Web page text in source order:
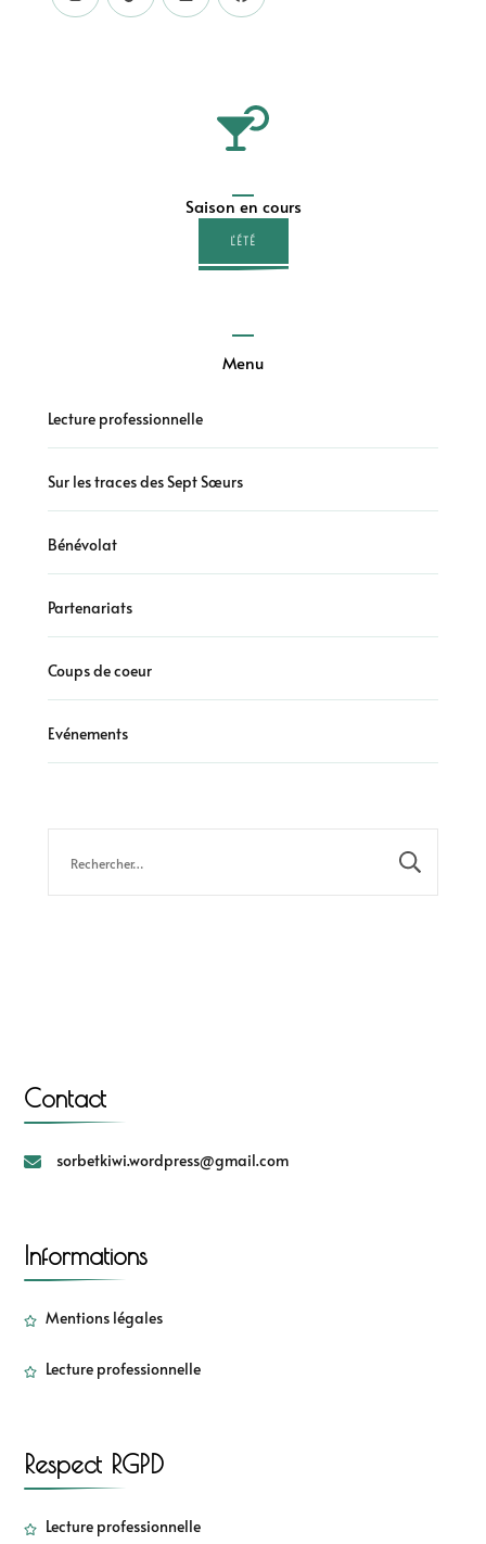
Saison en cours
L'ÉTÉ
Menu
Lecture professionnelle
Sur les traces des Sept Sœurs
Bénévolat
Partenariats
Coups de coeur
Evénements
Contact
sorbetkiwi.wordpress@gmail.com
Informations
Mentions légales
Lecture professionnelle
Respect RGPD
Lecture professionnelle